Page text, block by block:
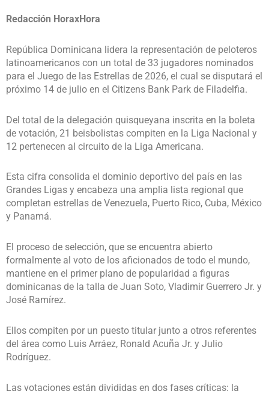
Redacción HoraxHora
República Dominicana lidera la representación de peloteros
latinoamericanos con un total de 33 jugadores nominados
para el Juego de las Estrellas de 2026, el cual se disputará el
próximo 14 de julio en el Citizens Bank Park de Filadelfia.
Del total de la delegación quisqueyana inscrita en la boleta
de votación, 21 beisbolistas compiten en la Liga Nacional y
12 pertenecen al circuito de la Liga Americana.
Esta cifra consolida el dominio deportivo del país en las
Grandes Ligas y encabeza una amplia lista regional que
completan estrellas de Venezuela, Puerto Rico, Cuba, México
y Panamá.
El proceso de selección, que se encuentra abierto
formalmente al voto de los aficionados de todo el mundo,
mantiene en el primer plano de popularidad a figuras
dominicanas de la talla de Juan Soto, Vladimir Guerrero Jr. y
José Ramírez.
Ellos compiten por un puesto titular junto a otros referentes
del área como Luis Arráez, Ronald Acuña Jr. y Julio
Rodríguez.
Las votaciones están divididas en dos fases críticas: la